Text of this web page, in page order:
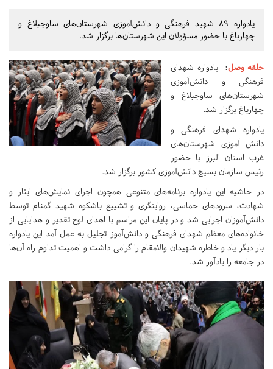
یادواره ۸۹ شهید فرهنگی و دانش‌آموزی شهرستان‌های ساوجبلاغ و
چهارباغ با حضور مسؤولان این شهرستان‌ها برگزار شد.
حلقه وصل:
یادواره شهدای
فرهنگی و دانش‌آموزی
شهرستان‌های ساوجبلاغ و
چهارباغ برگزار شد.
یادواره شهدای فرهنگی و
دانش آموزی شهرستان‌های
غرب استان البرز با حضور
رئیس سازمان بسیج دانش‌آموزی کشور برگزار شد.
در حاشیه این یادواره برنامه‌های متنوعی همچون اجرای نمایش‌های ایثار و
شهادت، سرودهای حماسی، روایتگری و تشییع باشکوه شهید گمنام توسط
دانش‌آموزان اجرایی شد و در پایان این مراسم با اهدای لوح تقدیر و هدایایی از
خانواده‌های معظم شهدای فرهنگی و دانش‌آموز تجلیل به عمل آمد این یادواره
بار دیگر یاد و خاطره شهیدان والامقام را گرامی داشت و اهمیت تداوم راه آن‌ها
در جامعه را یادآور شد.